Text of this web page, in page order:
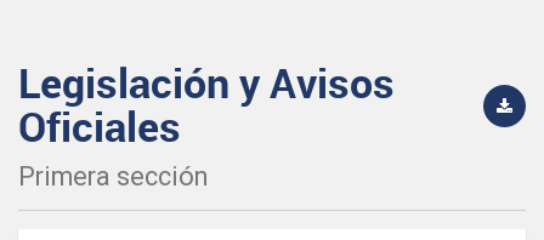
Legislación y Avisos
Oficiales
Primera sección